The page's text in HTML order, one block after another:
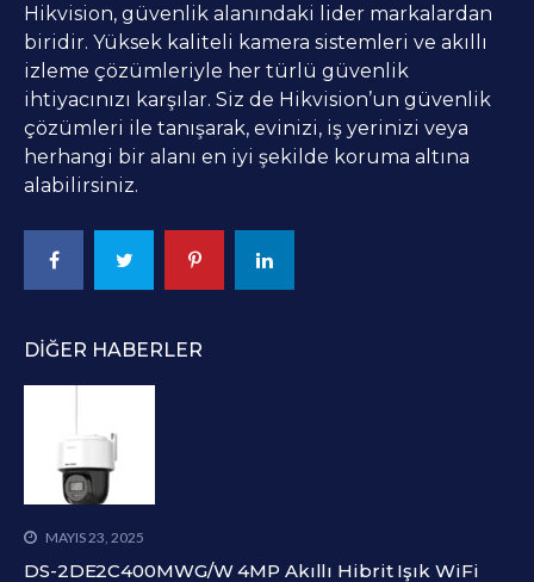
Hikvision, güvenlik alanındaki lider markalardan
biridir. Yüksek kaliteli kamera sistemleri ve akıllı
izleme çözümleriyle her türlü güvenlik
ihtiyacınızı karşılar. Siz de Hikvision’un güvenlik
çözümleri ile tanışarak, evinizi, iş yerinizi veya
herhangi bir alanı en iyi şekilde koruma altına
alabilirsiniz.
DIĞER HABERLER
MAYIS 23, 2025
DS-2DE2C400MWG/W 4MP Akıllı Hibrit Işık WiFi